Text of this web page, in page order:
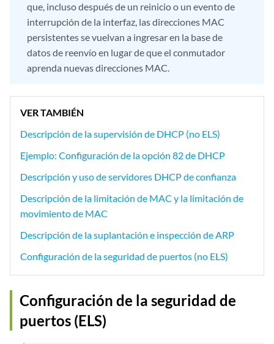
que, incluso después de un reinicio o un evento de
interrupción de la interfaz, las direcciones MAC
persistentes se vuelvan a ingresar en la base de
datos de reenvío en lugar de que el conmutador
aprenda nuevas direcciones MAC.
VER TAMBIÉN
Descripción de la supervisión de DHCP (no ELS)
Ejemplo: Configuración de la opción 82 de DHCP
Descripción y uso de servidores DHCP de confianza
Descripción de la limitación de MAC y la limitación de
movimiento de MAC
Descripción de la suplantación e inspección de ARP
Configuración de la seguridad de puertos (no ELS)
Configuración de la seguridad de
puertos (ELS)